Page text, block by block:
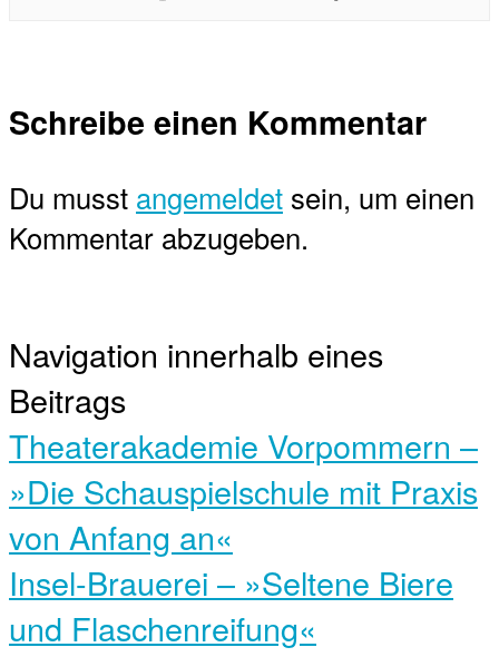
Schreibe einen Kommentar
Du musst angemeldet sein, um einen
Kommentar abzugeben.
Navigation innerhalb eines
Beitrags
Theaterakademie Vorpommern –
»Die Schauspielschule mit Praxis
von Anfang an«
Insel-Brauerei – »Seltene Biere
und Flaschenreifung«